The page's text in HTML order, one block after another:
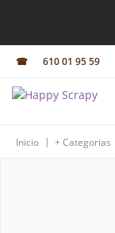
☎ 610 01 95 59
Inicio | + Categorias